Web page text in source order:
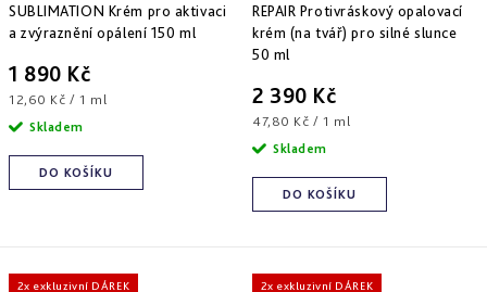
SUBLIMATION Krém pro aktivaci
a zvýraznění opálení 150 ml
1 890 Kč
Měrná
cena:
12,60 Kč / 1 ml
DO KOŠÍKU
Skladem
REPAIR Protivráskový opalovací
krém (na tvář) pro silné slunce
50 ml
2 390 Kč
Měrná
cena:
47,80 Kč / 1 ml
DO KOŠÍKU
Skladem
2x exkluzivní DÁREK 2x exkluzivní DÁREK